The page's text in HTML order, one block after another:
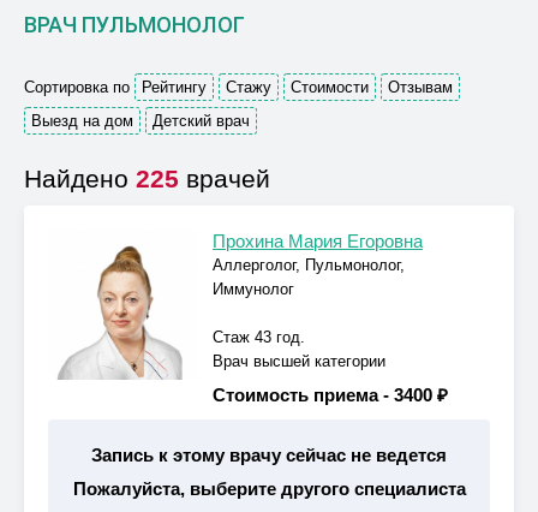
ВРАЧ ПУЛЬМОНОЛОГ
Сортировка по Рейтингу Стажу Стоимости
Отзывам
Выезд на дом
Детский врач
Найдено 225 врачей
Прохина Мария Егоровна
Аллерголог, Пульмонолог,
Иммунолог
Стаж 43 год.
Врач высшей категории
Стоимость приема - 3400 ₽
Запись к этому врачу сейчас не ведется
Пожалуйста, выберите другого специалиста